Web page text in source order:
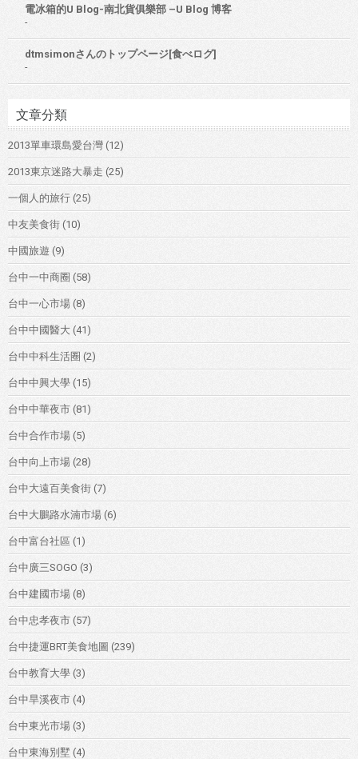
電冰箱的U Blog-南北貨俱樂部 –U Blog 博客
-
dtmsimonさんのトップページ[食べログ]
-
文章分類
2013單車環島愛台灣 (12)
2013東京迷路大暴走 (25)
一個人的旅行 (25)
中友美食街 (10)
中國旅遊 (9)
台中一中商圈 (58)
台中一心市場 (8)
台中中國醫大 (41)
台中中科生活圈 (2)
台中中興大學 (15)
台中中華夜市 (81)
台中合作市場 (5)
台中向上市場 (28)
台中大遠百美食街 (7)
台中大鵬路水湳市場 (6)
台中富台社區 (1)
台中廣三SOGO (3)
台中建國市場 (8)
台中忠孝夜市 (57)
台中捷運BRT美食地圖 (239)
台中教育大學 (3)
台中旱溪夜市 (4)
台中東光市場 (3)
台中東海別墅 (4)